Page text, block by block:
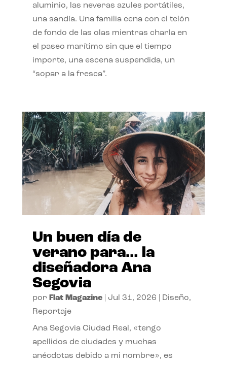
aluminio, las neveras azules portátiles,
una sandía. Una familia cena con el telón
de fondo de las olas mientras charla en
el paseo marítimo sin que el tiempo
importe, una escena suspendida, un
“sopar a la fresca”.
Un buen día de
verano para… la
diseñadora Ana
Segovia
por Flat Magazine| Jul 31, 2026 Diseño,
Reportaje
Ana Segovia Ciudad Real, «tengo
apellidos de ciudades y muchas
anécdotas debido a mi nombre», es